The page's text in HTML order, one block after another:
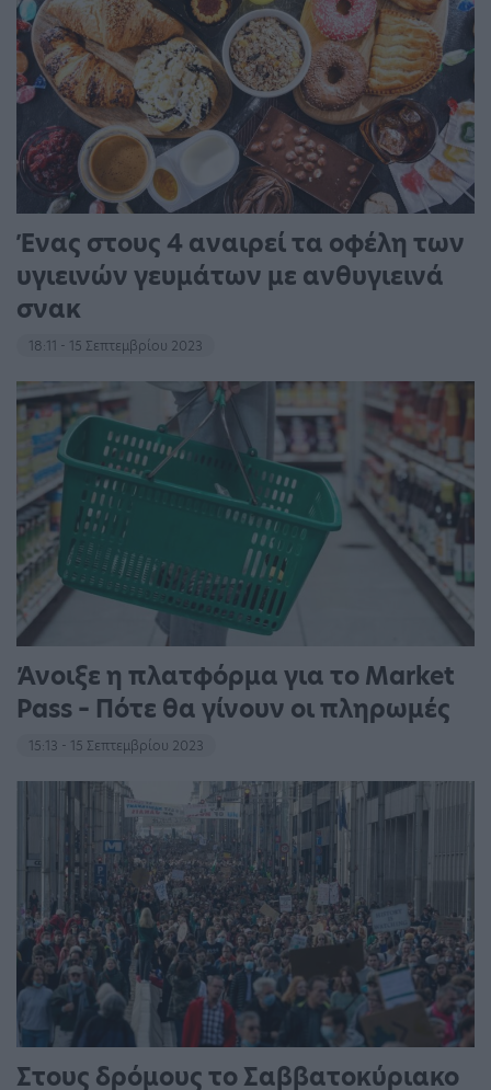
Ένας στους 4 αναιρεί τα οφέλη των
υγιεινών γευμάτων με ανθυγιεινά
σνακ
18:11 - 15 Σεπτεμβρίου 2023
Άνοιξε η πλατφόρμα για το Market
Pass – Πότε θα γίνουν οι πληρωμές
15:13 - 15 Σεπτεμβρίου 2023
Στους δρόμους το Σαββατοκύριακο